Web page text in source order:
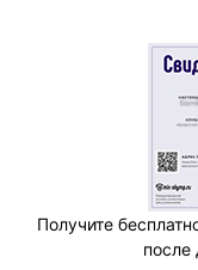
Получите
после